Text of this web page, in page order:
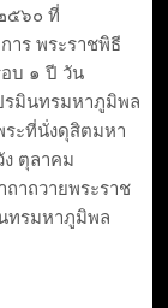
๕๖๐ ที่
าร พระราชพิธี
บ ๑ ปี วัน
รมินทรมหาภูมิพล
ะที่นั่งดุสิตมหา
ตุลาคม
าถวายพระราช
ทรมหาภูมิพล